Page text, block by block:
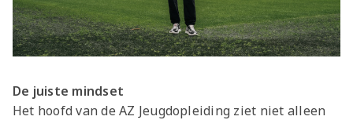
De juiste mindset
Het hoofd van de AZ Jeugdopleiding ziet niet alleen